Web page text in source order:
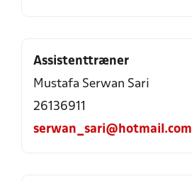
Assistenttræner
Mustafa Serwan Sari
26136911
serwan_sari@hotmail.com